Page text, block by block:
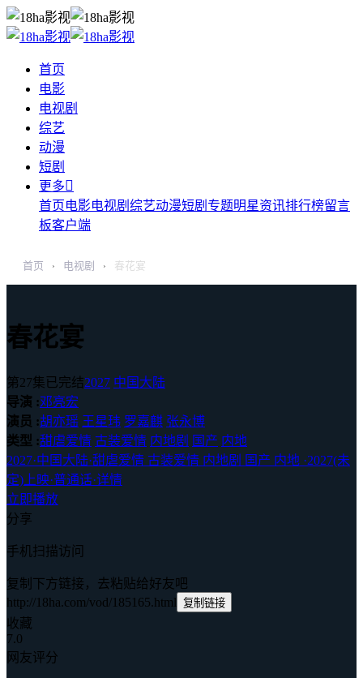
首页
电影
电视剧
综艺
动漫
短剧
更多
首页电影电视剧 综艺动漫短剧 专题明星资讯排行榜留言
板客户端
首页 › 电视剧 › 春花宴
春花宴
第27集已完结2027 中国大陆
导演 :邓亮宏
演员 :胡亦瑶 王星玮 罗嘉麒 张永博
类型 :甜虐爱情 古装爱情 内地剧 国产 内地
2027·中国大陆·甜虐爱情 古装爱情 内地剧 国产 内地 ·2027(未
定)上映·普通话·详情
立即播放
分享
手机扫描访问
复制下方链接，去粘贴给好友吧
http://18ha.com/vod/185165.html 复制链接
收藏
7.0
网友评分